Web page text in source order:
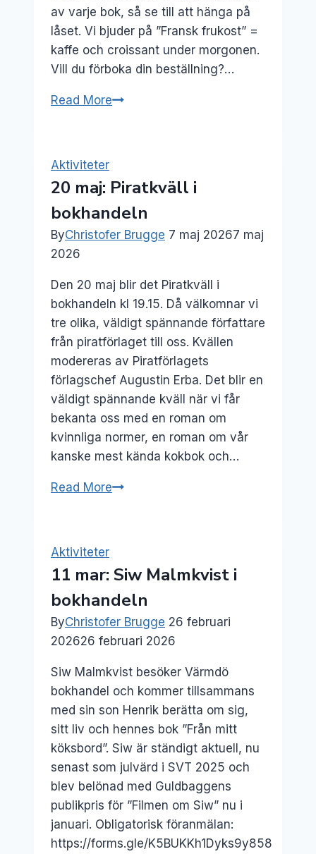
av varje bok, så se till att hänga på
låset. Vi bjuder på ”Fransk frukost” =
kaffe och croissant under morgonen.
Vill du förboka din beställning?…
Read More24
Aktiviteter
20 maj: Piratkväll i
bokhandeln
ByChristofer Brugge 7 maj 20267 maj
2026
Den 20 maj blir det Piratkväll i
bokhandeln kl 19.15. Då välkomnar vi
tre olika, väldigt spännande författare
från piratförlaget till oss. Kvällen
modereras av Piratförlagets
förlagschef Augustin Erba. Det blir en
väldigt spännande kväll när vi får
bekanta oss med en roman om
kvinnliga normer, en roman om vår
kanske mest kända kokbok och…
Read More20
Aktiviteter
11 mar: Siw Malmkvist i
bokhandeln
ByChristofer Brugge 26 februari
202626 februari 2026
Siw Malmkvist besöker Värmdö
bokhandel och kommer tillsammans
med sin son Henrik berätta om sig,
sitt liv och hennes bok ”Från mitt
köksbord”. Siw är ständigt aktuell, nu
senast som julvärd i SVT 2025 och
blev belönad med Guldbaggens
publikpris för ”Filmen om Siw” nu i
januari. Obligatorisk föranmälan:
https://forms.gle/K5BUKKh1Dyks9y858